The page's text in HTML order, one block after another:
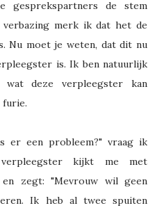
de stem
merk ik dat het de
Nu moet je weten, dat dit nu
is. Ik ben natuurlijk
wat deze verpleegster kan
er een probleem?" vraag ik
kijkt me met
zegt: "Mevrouw wil geen
Ik heb al twee spuiten